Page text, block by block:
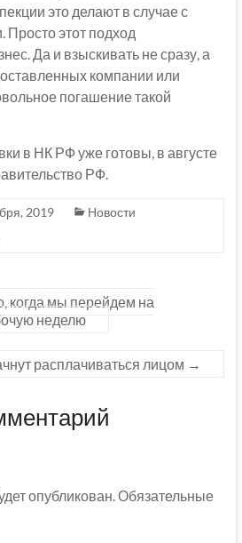
это делают в случае с
этот подход
Да и взыскивать не сразу, а
компании или
погашение такой
в НК РФ уже готовы, в августе
РФ.
2019
Новости
когда мы перейдем на
неделю
расплачиваться лицом →
опубликован. Обязательные